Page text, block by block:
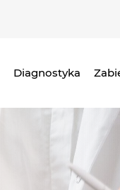
Diagnostyka